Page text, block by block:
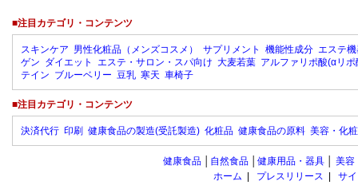
■注目カテゴリ・コンテンツ
スキンケア 男性化粧品（メンズコスメ） サプリメント 機能性成分 エステ
ゲン ダイエット エステ・サロン・スパ向け 大麦若葉 アルファリポ酸(αリポ
テイン ブルーベリー 豆乳 寒天 車椅子
■注目カテゴリ・コンテンツ
決済代行 印刷 健康食品の製造(受託製造) 化粧品 健康食品の原料 美容・化
健康食品 自然食品 健康用品・器具 美容
ホーム
プレスリリース
サ